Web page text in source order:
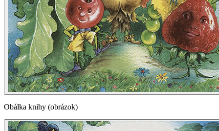
Obálka knihy (obrázok)